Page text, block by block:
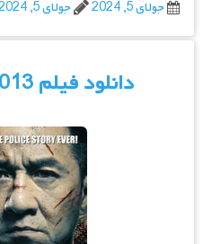
جولای 5, 2024
جولای 5, 2024
دانلود فیلم Police Story 2013